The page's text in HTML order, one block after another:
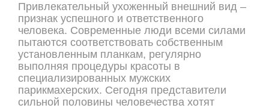
Привлекательный ухоженный внешний вид –
признак успешного и ответственного
человека. Современные люди всеми силами
пытаются соответствовать собственным
установленным планкам, регулярно
выполняя процедуры красоты в
специализированных мужских
парикмахерских. Сегодня представители
сильной половины человечества хотят